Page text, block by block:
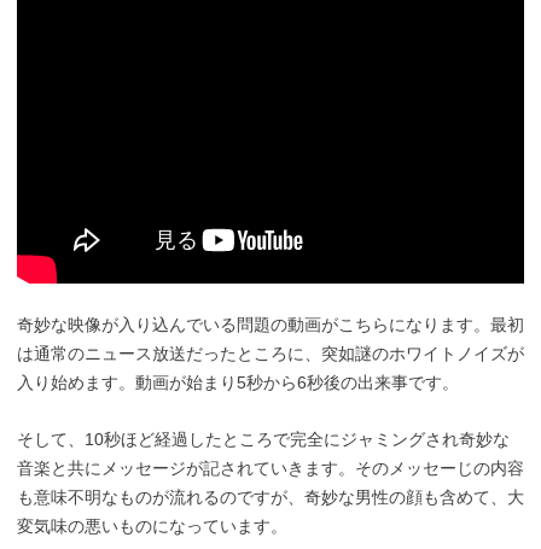
奇妙な映像が入り込んでいる問題の動画がこちらになります。最初
は通常のニュース放送だったところに、突如謎のホワイトノイズが
入り始めます。動画が始まり5秒から6秒後の出来事です。
そして、10秒ほど経過したところで完全にジャミングされ奇妙な
音楽と共にメッセージが記されていきます。そのメッセーじの内容
も意味不明なものが流れるのですが、奇妙な男性の顔も含めて、大
変気味の悪いものになっています。